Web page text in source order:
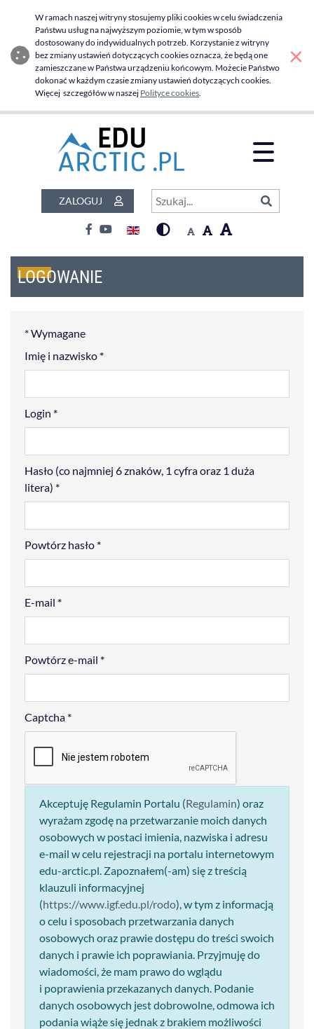
Zaloguj - Edu Arctic
Przejdź do menu głównego
Przejdź do głównej zawartości
W ramach naszej witryny stosujemy pliki cookies w celu świadczenia
Państwu usług na najwyższym poziomie, w tym w sposób
dostosowany do indywidualnych potrzeb. Korzystanie z witryny
bez zmiany ustawień dotyczących cookies oznacza, że będą one
zamieszczane w Państwa urządzeniu końcowym. Możecie Państwo
dokonać w każdym czasie zmiany ustawień dotyczących cookies.
Więcej szczegółów w naszej Polityce cookies.
×
ZALOGUJ
Szukaj...
Facebook
YoutubePrzełącznik języka
Kontrast:
Wysoki kontrast
Czcionka:
Czcionka domyślna
Czcionka średnia
LOGOWANIE
* Wymagane
Imię i nazwisko *
Login *
Hasło (co najmniej 6 znaków, 1 cyfra oraz 1 duża
litera) *
Powtórz hasło *
E-mail *
Powtórz e-mail *
Captcha *
Akceptuję Regulamin Portalu (Regulamin) oraz
wyrażam zgodę na przetwarzanie moich danych
osobowych w postaci imienia, nazwiska i adresu
e-mail w celu rejestracji na portalu internetowym
edu-arctic.pl. Zapoznałem(-am) się z treścią
klauzuli informacyjnej
(https://www.igf.edu.pl/rodo), w tym z informacją
o celu i sposobach przetwarzania danych
osobowych oraz prawie dostępu do treści swoich
danych i prawie ich poprawiania. Przyjmuję do
wiadomości, że mam prawo do wglądu
i poprawienia przekazanych danych. Podanie
danych osobowych jest dobrowolne, odmowa ich
podania wiąże się jednak z brakiem możliwości